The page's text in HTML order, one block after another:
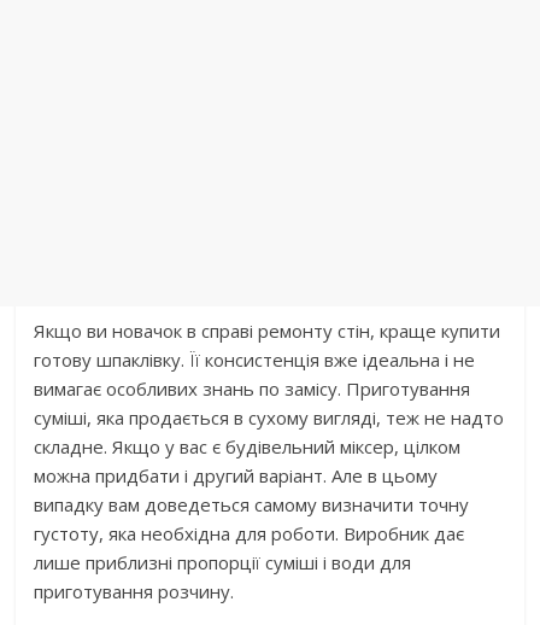
Якщо ви новачок в справі ремонту стін, краще купити
готову шпаклівку. Її консистенція вже ідеальна і не
вимагає особливих знань по замісу. Приготування
суміші, яка продається в сухому вигляді, теж не надто
складне. Якщо у вас є будівельний міксер, цілком
можна придбати і другий варіант. Але в цьому
випадку вам доведеться самому визначити точну
густоту, яка необхідна для роботи. Виробник дає
лише приблизні пропорції суміші і води для
приготування розчину.